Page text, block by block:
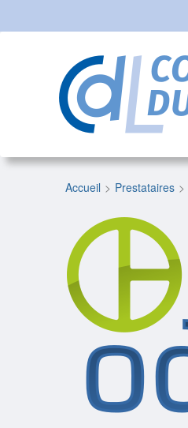
Accueil Prestataires